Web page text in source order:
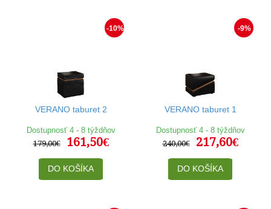
-10%
VERANO taburet 2
Dostupnosť 4 - 8 týždňov
179,00€
161,50€
DO KOŠÍKA
-9%
VERANO taburet 1
Dostupnosť 4 - 8 týždňov
240,00€
217,60€
DO KOŠÍKA